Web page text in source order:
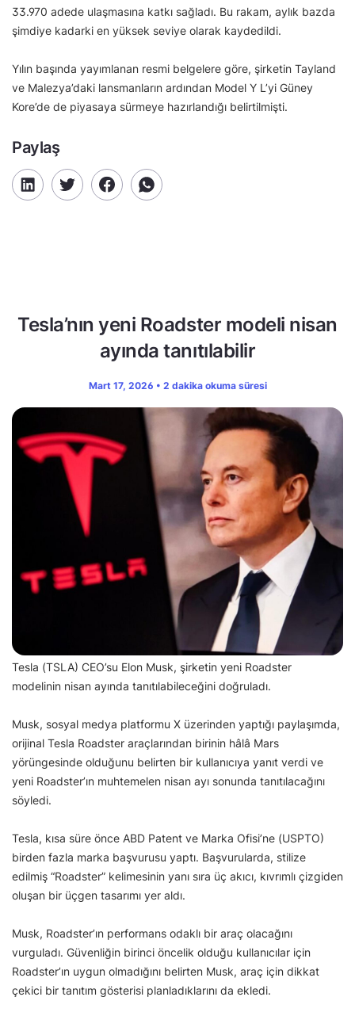
33.970 adede ulaşmasına katkı sağladı. Bu rakam, aylık bazda
şimdiye kadarki en yüksek seviye olarak kaydedildi.
Yılın başında yayımlanan resmi belgelere göre, şirketin Tayland
ve Malezya’daki lansmanların ardından Model Y L’yi Güney
Kore’de de piyasaya sürmeye hazırlandığı belirtilmişti.
Paylaş
Tesla’nın yeni Roadster modeli nisan
ayında tanıtılabilir
Mart 17, 2026 • 2 dakika okuma süresi
Tesla (TSLA) CEO’su Elon Musk, şirketin yeni Roadster
modelinin nisan ayında tanıtılabileceğini doğruladı.
Musk, sosyal medya platformu X üzerinden yaptığı paylaşımda,
orijinal Tesla Roadster araçlarından birinin hâlâ Mars
yörüngesinde olduğunu belirten bir kullanıcıya yanıt verdi ve
yeni Roadster’ın muhtemelen nisan ayı sonunda tanıtılacağını
söyledi.
Tesla, kısa süre önce ABD Patent ve Marka Ofisi’ne (USPTO)
birden fazla marka başvurusu yaptı. Başvurularda, stilize
edilmiş “Roadster” kelimesinin yanı sıra üç akıcı, kıvrımlı çizgiden
oluşan bir üçgen tasarımı yer aldı.
Musk, Roadster’ın performans odaklı bir araç olacağını
vurguladı. Güvenliğin birinci öncelik olduğu kullanıcılar için
Roadster’ın uygun olmadığını belirten Musk, araç için dikkat
çekici bir tanıtım gösterisi planladıklarını da ekledi.